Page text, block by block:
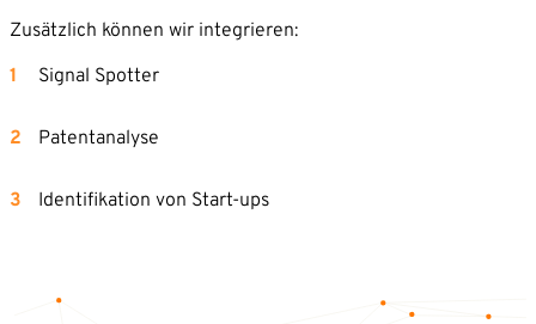
Zusätzlich können wir integrieren:
Signal Spotter
Patentanalyse
Identifikation von Start-ups